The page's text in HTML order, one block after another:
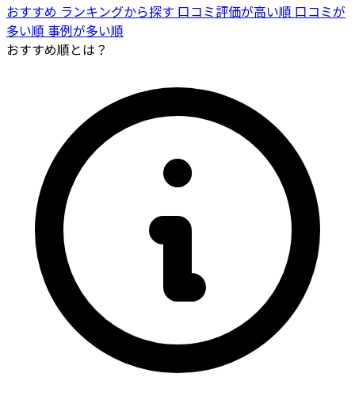
おすすめ ランキングから探す 口コミ評価が高い順 口コミが
多い順 事例が多い順
おすすめ順とは？